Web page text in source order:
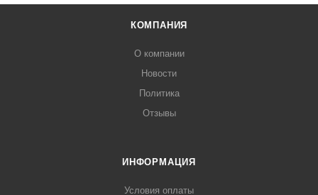
КОМПАНИЯ
О компании
Новости
Политика
Отзывы
ИНФОРМАЦИЯ
Условия оплаты